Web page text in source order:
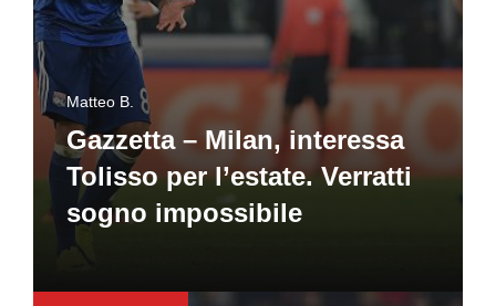
Matteo B.
Gazzetta – Milan, interessa
Tolisso per l’estate. Verratti
sogno impossibile